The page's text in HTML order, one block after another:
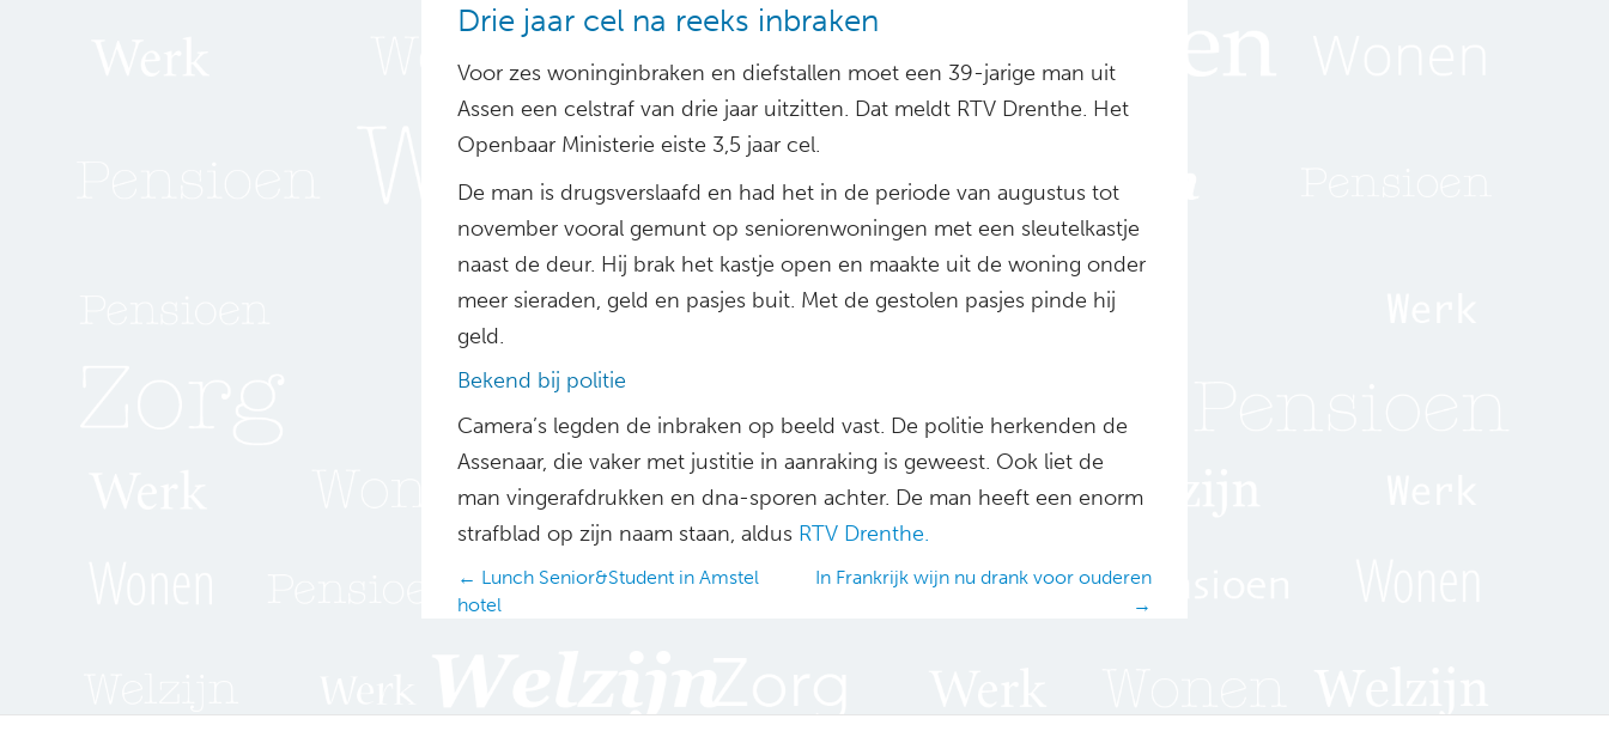
Drie jaar cel na reeks inbraken
Voor zes woninginbraken en diefstallen moet een 39-jarige man uit
Assen een celstraf van drie jaar uitzitten. Dat meldt RTV Drenthe. Het
Openbaar Ministerie eiste 3,5 jaar cel.
De man is drugsverslaafd en had het in de periode van augustus tot
november vooral gemunt op seniorenwoningen met een sleutelkastje
naast de deur. Hij brak het kastje open en maakte uit de woning onder
meer sieraden, geld en pasjes buit. Met de gestolen pasjes pinde hij
geld.
Bekend bij politie
Camera’s legden de inbraken op beeld vast. De politie herkenden de
Assenaar, die vaker met justitie in aanraking is geweest. Ook liet de
man vingerafdrukken en dna-sporen achter. De man heeft een enorm
strafblad op zijn naam staan, aldus RTV Drenthe.
Posts
navigation
← Lunch Senior&Student in Amstel
hotel
In Frankrijk wijn nu drank voor ouderen
→